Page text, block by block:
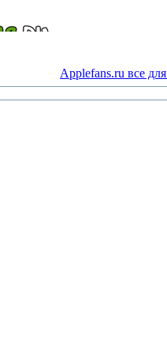
Applefans.ru все для